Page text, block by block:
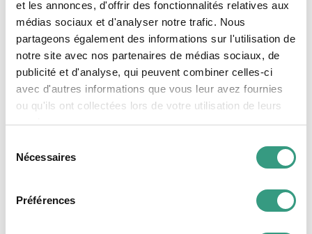
et les annonces, d'offrir des fonctionnalités relatives aux
médias sociaux et d'analyser notre trafic. Nous
partageons également des informations sur l'utilisation de
notre site avec nos partenaires de médias sociaux, de
publicité et d'analyse, qui peuvent combiner celles-ci
avec d'autres informations que vous leur avez fournies
ou qu'ils ont collectées lors de votre utilisation de leurs
services.
Nécessaires
Préférences
décembre dernier les locaux multifonctionnels
de la Bederstrasse 94. «SōGō» peut signifier en
japonais synthèse, réunion ou assemblage de
parties en un tout homogène. Cela résume
également l’intention que Fiona Pünjer et ses
collègues poursuivent avec leur marché
couvert: «Nous voulons offrir aux
entrepreneurs innovants et aux créateurs
présenter et rendre accessibles leurs affaires,